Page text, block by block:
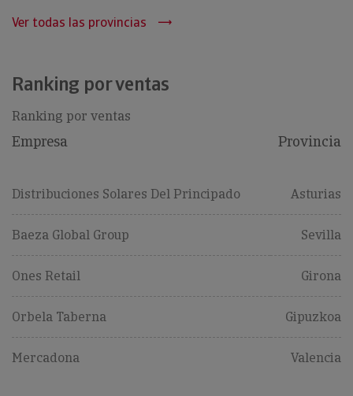
Ver todas las provincias
Ranking por ventas
Ranking por ventas
Empresa Provincia
Distribuciones Solares Del Principado Asturias
Baeza Global Group Sevilla
Ones Retail Girona
Orbela Taberna Gipuzkoa
Mercadona Valencia